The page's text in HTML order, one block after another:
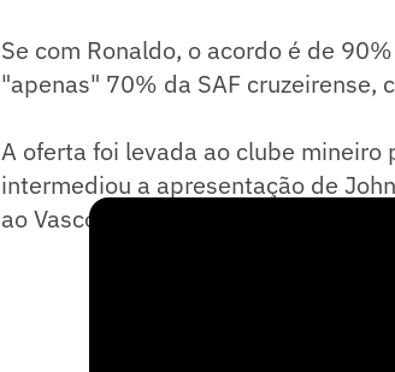
Se com Ronaldo, o acordo é de
"apenas" 70% da SAF cruzeirense,
A oferta foi levada ao clube mineiro
intermediou a apresentação de
ao Vasco.